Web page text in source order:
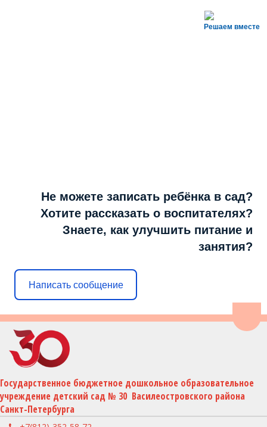
Решаем вместе
Не можете записать ребёнка в сад?
Хотите рассказать о воспитателях?
Знаете, как улучшить питание и
занятия?
Написать сообщение
Государственное бюджетное дошкольное образовательное
учреждение детский сад № 30  Василеостровского района
Санкт-Петербурга